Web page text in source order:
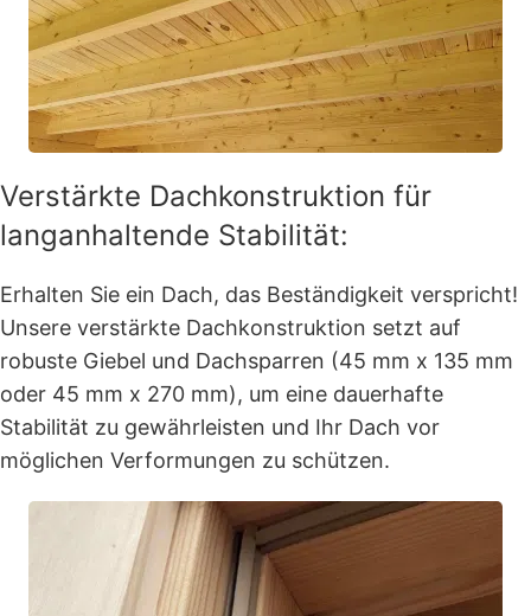
Verstärkte Dachkonstruktion für
langanhaltende Stabilität:
Erhalten Sie ein Dach, das Beständigkeit verspricht!
Unsere verstärkte Dachkonstruktion setzt auf
robuste Giebel und Dachsparren (45 mm x 135 mm
oder 45 mm x 270 mm), um eine dauerhafte
Stabilität zu gewährleisten und Ihr Dach vor
möglichen Verformungen zu schützen.